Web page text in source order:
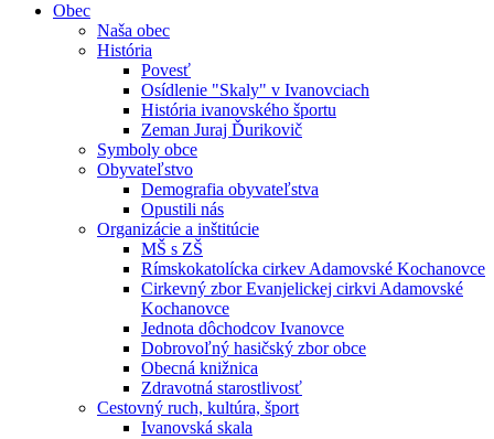
Obec
Naša obec
História
Povesť
Osídlenie "Skaly" v Ivanovciach
História ivanovského športu
Zeman Juraj Ďurikovič
Symboly obce
Obyvateľstvo
Demografia obyvateľstva
Opustili nás
Organizácie a inštitúcie
MŠ s ZŠ
Rímskokatolícka cirkev Adamovské Kochanovce
Cirkevný zbor Evanjelickej cirkvi Adamovské
Kochanovce
Jednota dôchodcov Ivanovce
Dobrovoľný hasičský zbor obce
Obecná knižnica
Zdravotná starostlivosť
Cestovný ruch, kultúra, šport
Ivanovská skala